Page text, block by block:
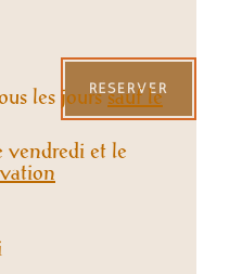
RÉSERVER
les jourssauf le
vendredi et le